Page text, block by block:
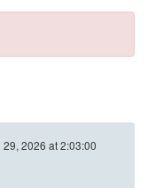
2026 at 2:03:00